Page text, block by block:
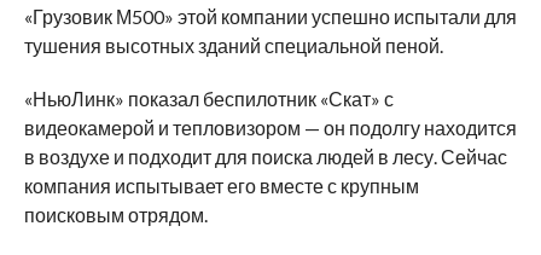
«Грузовик М500» этой компании успешно испытали для
тушения высотных зданий специальной пеной.
«НьюЛинк» показал беспилотник «Скат» с
видеокамерой и тепловизором — он подолгу находится
в воздухе и подходит для поиска людей в лесу. Сейчас
компания испытывает его вместе с крупным
поисковым отрядом.